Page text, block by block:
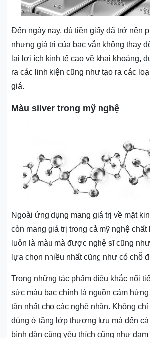
Đến ngày nay, dù tiền giấy đã trở nên
nhưng giá trị của bạc vẫn không thay
lại lợi ích kinh tế cao về khai khoáng,
ra các linh kiện cũng như tạo ra các
giá.
Màu silver trong mỹ nghệ
Ngoài ứng dụng mang giá trị về mặt
còn mang giá trị trong cả mỹ nghệ chất
luôn là màu mà được nghệ sĩ cũng
lựa chọn nhiều nhất cũng như có chỗ
Trong những tác phẩm điêu khắc nổi
sức màu bạc chính là nguồn cảm
tận nhất cho các nghệ nhân. Không
dùng ở tầng lớp thượng lưu mà đến
bình dân cũng yêu thích cũng như